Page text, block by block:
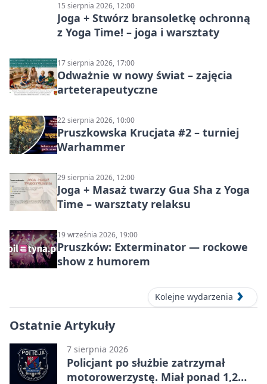
15 sierpnia 2026, 12:00
Joga + Stwórz bransoletkę ochronną
z Yoga Time! – joga i warsztaty
17 sierpnia 2026, 17:00
Odważnie w nowy świat – zajęcia
arteterapeutyczne
22 sierpnia 2026, 10:00
Pruszkowska Krucjata #2 – turniej
Warhammer
29 sierpnia 2026, 12:00
Joga + Masaż twarzy Gua Sha z Yoga
Time – warsztaty relaksu
19 września 2026, 19:00
Pruszków: Exterminator — rockowe
show z humorem
Kolejne wydarzenia
Ostatnie Artykuły
7 sierpnia 2026
Policjant po służbie zatrzymał
motorowerzystę. Miał ponad 1,2